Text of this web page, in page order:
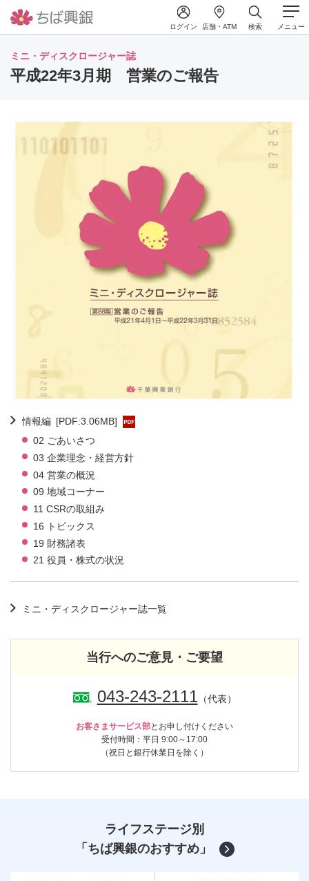
ログイン 店舗・ATM 検索 メニュー
ミニ・ディスクロージャー誌
平成22年3月期 営業のご報告
情報編 [PDF:3.06MB]
02 ごあいさつ
03 企業理念・経営方針
04 営業の概況
09 地域コーナー
11 CSRの取組み
16 トピックス
19 財務諸表
21 役員・株式の状況
ミニ・ディスクロージャー誌一覧
当行へのご意見・ご要望
043-243-2111（代表）
お客さまサービス部とお申し付けください
受付時間：平日 9:00～17:00
（祝日と銀行休業日を除く）
ライフステージ別
「ちば興銀のおすすめ」